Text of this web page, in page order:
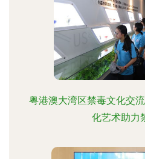
粤港澳大湾区禁毒文化交
化艺术助力